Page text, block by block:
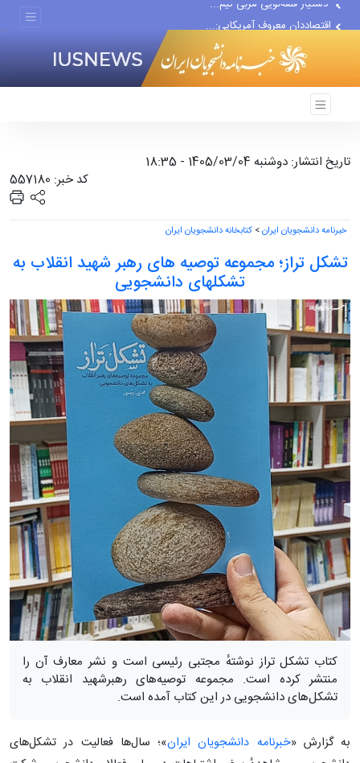
اقتصاددان معروف آمریکایی:...
تاریخ انتشار: دوشنبه 1405/03/04 - 18:35
کد خبر: 557180
خبرنامه دانشجویان ایران> کتابخانه دانشجویان ایران
تشکل تراز؛ مجموعه توصیه های رهبر شهید انقلاب به
تشکلهای دانشجویی
کتاب تشکل تراز نوشتهٔ مجتبی رئیسی است و نشر معارف آن را
منتشر کرده است. مجموعه توصیه‌های رهبرشهید انقلاب به
تشکل‌های دانشجویی در این کتاب آمده است.
به گزارش «خبرنامه دانشجویان ایران»؛ سال‌ها فعالیت در تشکل‌های